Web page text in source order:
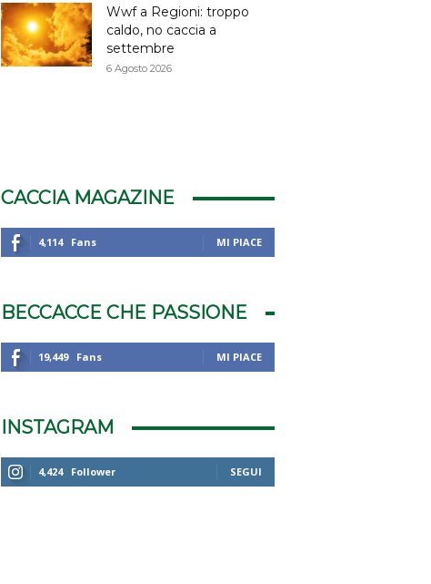
Wwf a Regioni: troppo
caldo, no caccia a
settembre
6 Agosto 2026
CACCIA MAGAZINE
4,114 Fans MI PIACE
BECCACCE CHE PASSIONE
19,449 Fans MI PIACE
INSTAGRAM
4,424 Follower SEGUI